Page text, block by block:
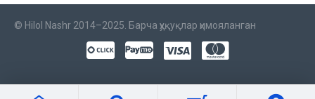
© Hilol Nashr 2014–2025. Барча ҳуқуқлар ҳимояланган